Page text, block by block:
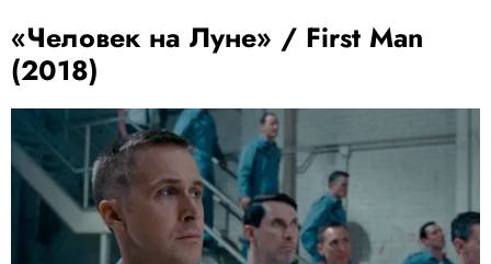
«Человек на Луне» / First Man
(2018)